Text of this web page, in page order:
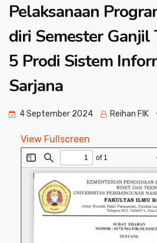
Pelaksanaan
diri Semester
5 Prodi Sistem
Sarjana
4 September 2024 Reihan FIK
View Fullscreen